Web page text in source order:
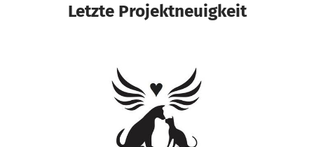
Letzte Projektneuigkeit